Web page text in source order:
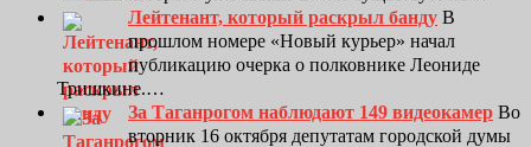
Лейтенант, который раскрыл банду В
прошлом номере «Новый курьер» начал
публикацию очерка о полковнике Леониде
Тришкине.…
За Таганрогом наблюдают 149 видеокамер Во
вторник 16 октября депутатам городской думы